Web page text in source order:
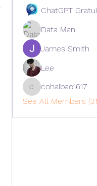
ChatGPT
Data Man
James Smith
Lee
cohaibao1617
cohaibao1617
See All Members